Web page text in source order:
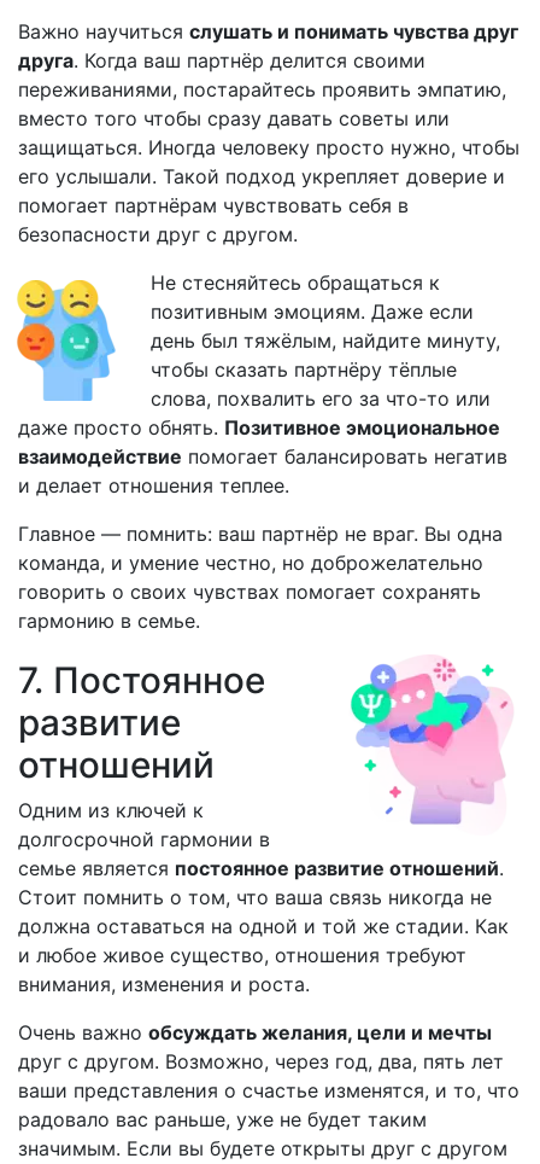
Важно научиться слушать и понимать чувства друг
друга. Когда ваш партнёр делится своими
переживаниями, постарайтесь проявить эмпатию,
вместо того чтобы сразу давать советы или
защищаться. Иногда человеку просто нужно, чтобы
его услышали. Такой подход укрепляет доверие и
помогает партнёрам чувствовать себя в
безопасности друг с другом.
Не стесняйтесь обращаться к
позитивным эмоциям. Даже если
день был тяжёлым, найдите минуту,
чтобы сказать партнёру тёплые
слова, похвалить его за что-то или
даже просто обнять. Позитивное эмоциональное
взаимодействие помогает балансировать негатив
и делает отношения теплее.
Главное — помнить: ваш партнёр не враг. Вы одна
команда, и умение честно, но доброжелательно
говорить о своих чувствах помогает сохранять
гармонию в семье.
7. Постоянное
развитие
отношений
Одним из ключей к
долгосрочной гармонии в
семье является постоянное развитие отношений.
Стоит помнить о том, что ваша связь никогда не
должна оставаться на одной и той же стадии. Как
и любое живое существо, отношения требуют
внимания, изменения и роста.
Очень важно обсуждать желания, цели и мечты
друг с другом. Возможно, через год, два, пять лет
ваши представления о счастье изменятся, и то, что
радовало вас раньше, уже не будет таким
значимым. Если вы будете открыты друг с другом